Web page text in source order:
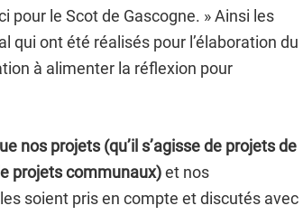
pour le Scot de Gascogne. » Ainsi les
qui ont été réalisés pour l’élaboration du
à alimenter la réflexion pour
nos projets (qu’il s’agisse de projets de
projets communaux)et nos
soient pris en compte et discutés avec